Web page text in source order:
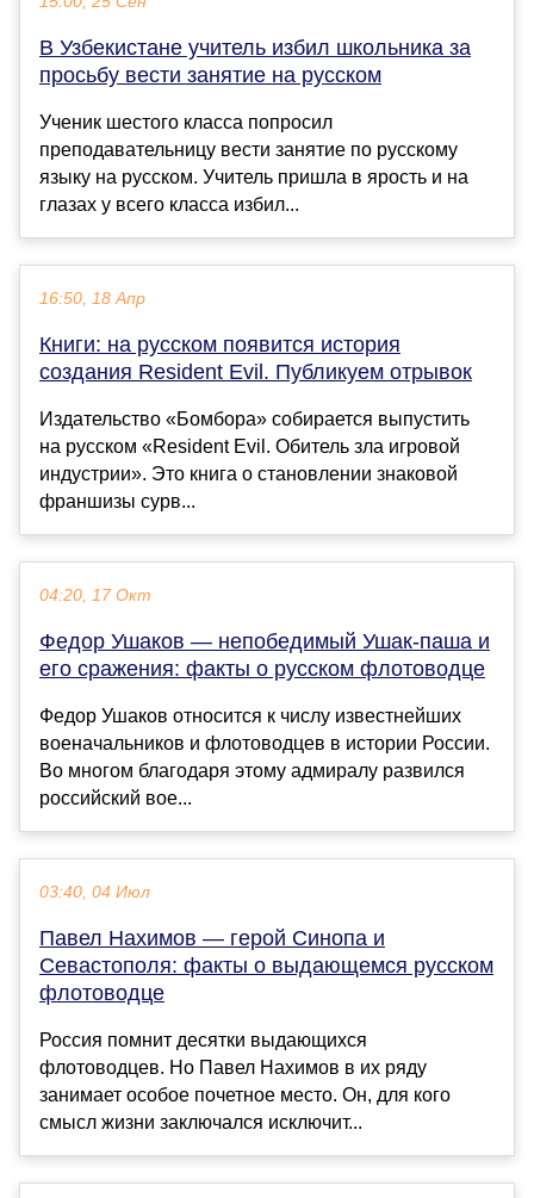
В Узбекистане учитель избил школьника за
просьбу вести занятие на русском
Ученик шестого класса попросил
преподавательницу вести занятие по русскому
языку на русском. Учитель пришла в ярость и на
глазах у всего класса избил...
16:50, 18 Апр
Книги: на русском появится история
создания Resident Evil. Публикуем отрывок
Издательство «Бомбора» собирается выпустить
на русском «Resident Evil. Обитель зла игровой
индустрии». Это книга о становлении знаковой
франшизы сурв...
04:20, 17 Окт
Федор Ушаков — непобедимый Ушак-паша и
его сражения: факты о русском флотоводце
Федор Ушаков относится к числу известнейших
военачальников и флотоводцев в истории России.
Во многом благодаря этому адмиралу развился
российский вое...
03:40, 04 Июл
Павел Нахимов — герой Синопа и
Севастополя: факты о выдающемся русском
флотоводце
Россия помнит десятки выдающихся
флотоводцев. Но Павел Нахимов в их ряду
занимает особое почетное место. Он, для кого
смысл жизни заключался исключит...